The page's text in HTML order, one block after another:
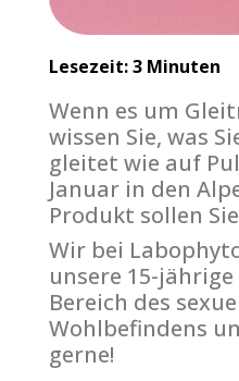
Lesezeit: 3 Minuten
Wenn es um
wissen Sie, was
gleitet wie auf
Januar in den
Produkt sollen
Wir bei
unsere 15-
Bereich des
Wohlbefindens
gerne!